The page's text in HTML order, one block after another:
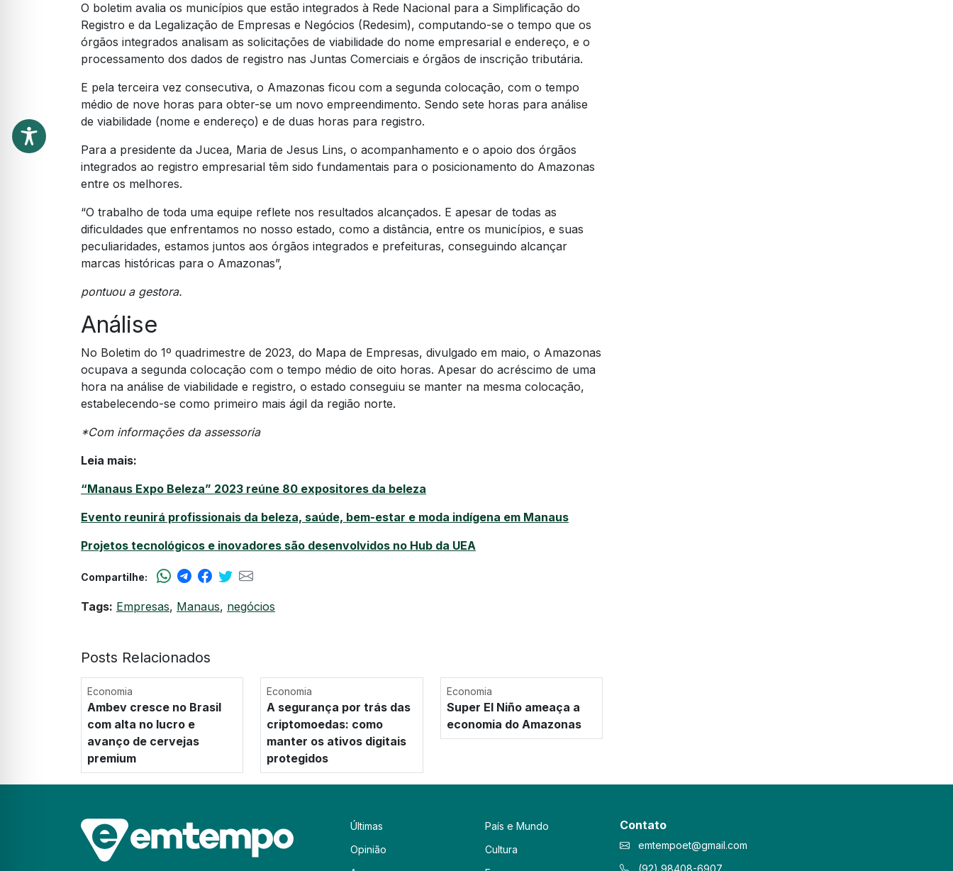
O boletim avalia os municípios que estão integrados à Rede Nacional para a Simplificação do
Registro e da Legalização de Empresas e Negócios (Redesim), computando-se o tempo que os
órgãos integrados analisam as solicitações de viabilidade do nome empresarial e endereço, e o
processamento dos dados de registro nas Juntas Comerciais e órgãos de inscrição tributária.
E pela terceira vez consecutiva, o Amazonas ficou com a segunda colocação, com o tempo
médio de nove horas para obter-se um novo empreendimento. Sendo sete horas para análise
de viabilidade (nome e endereço) e de duas horas para registro.
Para a presidente da Jucea, Maria de Jesus Lins, o acompanhamento e o apoio dos órgãos
integrados ao registro empresarial têm sido fundamentais para o posicionamento do Amazonas
entre os melhores.
“O trabalho de toda uma equipe reflete nos resultados alcançados. E apesar de todas as
dificuldades que enfrentamos no nosso estado, como a distância, entre os municípios, e suas
peculiaridades, estamos juntos aos órgãos integrados e prefeituras, conseguindo alcançar
marcas históricas para o Amazonas”,
pontuou a gestora.
Análise
No Boletim do 1º quadrimestre de 2023, do Mapa de Empresas, divulgado em maio, o Amazonas
ocupava a segunda colocação com o tempo médio de oito horas. Apesar do acréscimo de uma
hora na análise de viabilidade e registro, o estado conseguiu se manter na mesma colocação,
estabelecendo-se como primeiro mais ágil da região norte.
*Com informações da assessoria
Leia mais:
“Manaus Expo Beleza” 2023 reúne 80 expositores da beleza
Evento reunirá profissionais da beleza, saúde, bem-estar e moda indígena em Manaus
Projetos tecnológicos e inovadores são desenvolvidos no Hub da UEA
Compartilhe:
Tags: Empresas, Manaus, negócios
Posts Relacionados
Economia
Ambev cresce no Brasil
com alta no lucro e
avanço de cervejas
premium
Economia
A segurança por trás das
criptomoedas: como
manter os ativos digitais
protegidos
Economia
Super El Niño ameaça a
economia do Amazonas
Últimas
Opinião
País e Mundo
Cultura
Contato
emtempoet@gmail.com